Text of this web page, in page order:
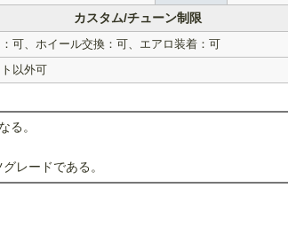
カスタム/チューン制限
可、ホイール交換：可、エアロ装着：可
以外可
る。
レードである。